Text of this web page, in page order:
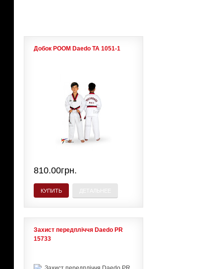
Добок POOM Daedo ТА 1051-1
810.00грн.
КУПИТЬ
Захист передпліччя Daedo PR
15733